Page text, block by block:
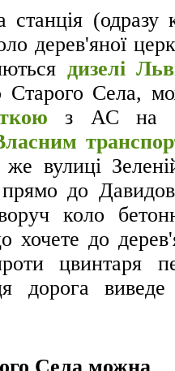
станція (одразу
дерев'яної
дизелі
Села,
з АС на
вулиці
прямо до
коло
хочете до
цвинтаря
дорога виведе